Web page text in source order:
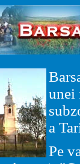
unei
a
Pe